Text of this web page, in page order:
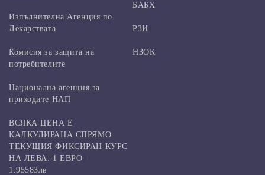
Изпълнителна Агенция по
Лекарствата
Комисия за защита на
потребителите
БАБХ
РЗИ
НЗОК
Национална агенция за
приходите НАП
ВСЯКА ЦЕНА Е
КАЛКУЛИРАНА СПРЯМО
ТЕКУЩИЯ ФИКСИРАН КУРС
НА ЛЕВА: 1 ЕВРО =
1.95583лв